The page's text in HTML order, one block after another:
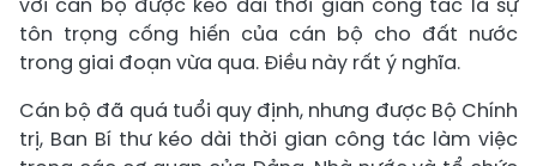
tôn trọng cống hiến của cán bộ cho đất nước
trong giai đoạn vừa qua. Điều này rất ý nghĩa.
Cán bộ đã quá tuổi quy định, nhưng được Bộ Chính
trị, Ban Bí thư kéo dài thời gian công tác làm việc